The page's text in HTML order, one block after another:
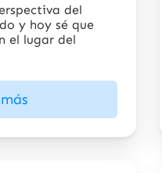
del
y hoy sé que
el lugar del